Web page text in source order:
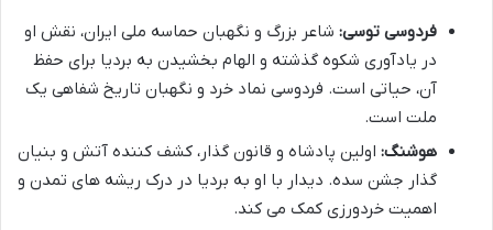
فردوسی توسی: شاعر بزرگ و نگهبان حماسه ملی ایران، نقش او
در یادآوری شکوه گذشته و الهام بخشیدن به بردیا برای حفظ
آن، حیاتی است. فردوسی نماد خرد و نگهبان تاریخ شفاهی یک
ملت است.
هوشنگ: اولین پادشاه و قانون گذار، کشف کننده آتش و بنیان
گذار جشن سده. دیدار با او به بردیا در درک ریشه های تمدن و
اهمیت خردورزی کمک می کند.